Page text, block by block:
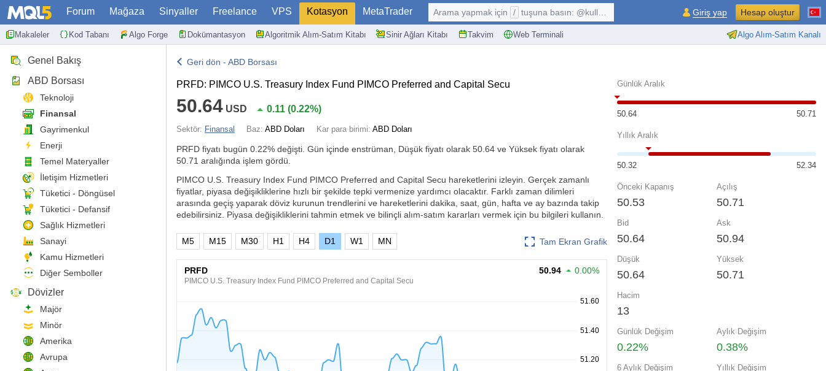
Forum Mağaza Sinyaller Freelance VPS Kotasyon MetaTrader
Makaleler Kod Tabanı Algo Forge Dokümantasyon Algoritmik Alım-Satım Kitabı Sinir Ağları Kitabı Takvim Web Terminali Algo Alım-Satım Kanalı
Arama yapmak için / tuşuna basın: @kullanıcı, $sembol, ... Giriş yap Hesap oluştur
Genel Bakış
ABD Borsası
Teknoloji
Finansal
Gayrimenkul
Enerji
Temel Materyaller
İletişim Hizmetleri
Tüketici - Döngüsel
Tüketici - Defansif
Sağlık Hizmetleri
Sanayi
Kamu Hizmetleri
Diğer Semboller
Dövizler
Majör
Minör
Amerika
Avrupa
Geri dön - ABD Borsası
PRFD: PIMCO U.S. Treasury Index Fund PIMCO Preferred and Capital Secu
50.64 USD 0.11 (0.22%)
Sektör: Finansal Baz: ABD Doları Kar para birimi: ABD Doları
PRFD fiyatı bugün 0.22% değişti. Gün içinde enstrüman, Düşük fiyatı olarak 50.64 ve Yüksek fiyatı olarak
50.71 aralığında işlem gördü.
PIMCO U.S. Treasury Index Fund PIMCO Preferred and Capital Secu hareketlerini izleyin. Gerçek zamanlı
fiyatlar, piyasa değişikliklerine hızlı bir şekilde tepki vermenize yardımcı olacaktır. Farklı zaman dilimleri
arasında geçiş yaparak döviz kurunun trendlerini ve hareketlerini dakika, saat, gün, hafta ve ay bazında takip
edebilirsiniz. Piyasa değişikliklerini tahmin etmek ve bilinçli alım-satım kararları vermek için bu bilgileri kullanın.
Tam Ekran Grafik
M5 M15 M30 H1 H4 D1 W1 MN
PRFD
PIMCO U.S. Treasury Index Fund PIMCO Preferred and Capital Secu
50.94 0.00%
Günlük Aralık
50.64 50.71
Yıllık Aralık
50.32 52.34
Önceki Kapanış
50.53
Açılış
50.71
Bid
50.64
Ask
50.94
Düşük
50.64
Yüksek
50.71
Hacim
13
Günlük Değişim
0.22%
Aylık Değişim
0.38%
6 Aylık Değişim Yıllık Değişim